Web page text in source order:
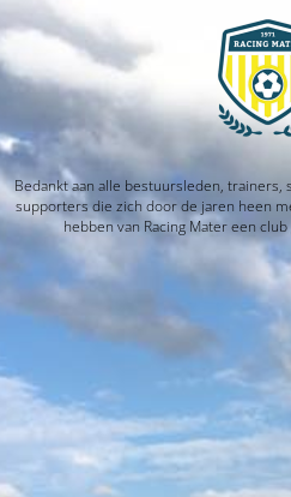
Bedankt aan alle bestuursleden, trainers,
supporters die zich door de jaren heen
hebben van Racing Mater een